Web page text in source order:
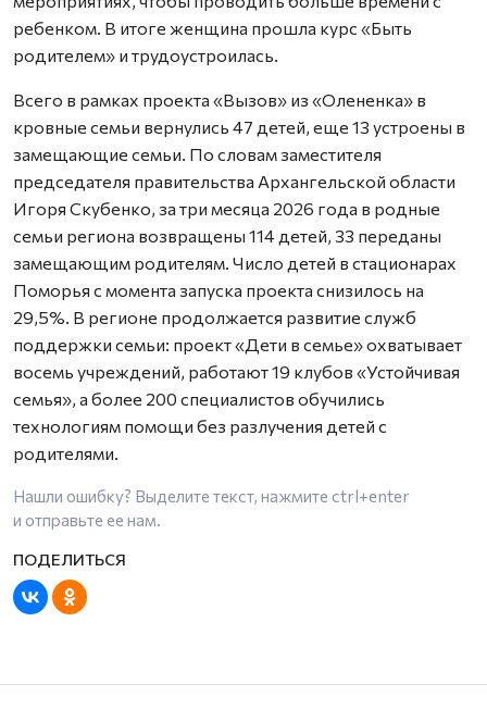
ребенком. В итоге женщина прошла курс «Быть
родителем» и трудоустроилась.
Всего в рамках проекта «Вызов» из «Олененка» в
кровные семьи вернулись 47 детей, еще 13 устроены в
замещающие семьи. По словам заместителя
председателя правительства Архангельской области
Игоря Скубенко, за три месяца 2026 года в родные
семьи региона возвращены 114 детей, 33 переданы
замещающим родителям. Число детей в стационарах
Поморья с момента запуска проекта снизилось на
29,5%. В регионе продолжается развитие служб
поддержки семьи: проект «Дети в семье» охватывает
восемь учреждений, работают 19 клубов «Устойчивая
семья», а более 200 специалистов обучились
технологиям помощи без разлучения детей с
родителями.
Нашли ошибку? Выделите текст, нажмите ctrl+enter
и отправьте ее нам.